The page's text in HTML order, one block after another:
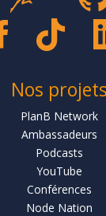
Nos projets
PlanB Network
Ambassadeurs
Podcasts
YouTube
Conférences
Node Nation